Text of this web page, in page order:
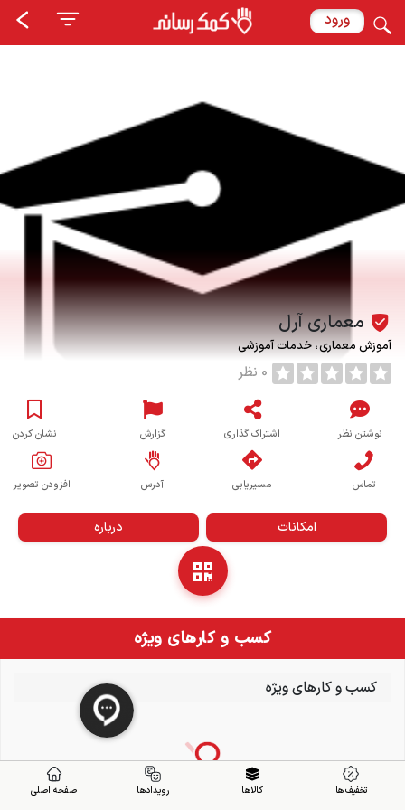
ورود
معماری آرل
آموزش معماری خدمات آموزشی
0 نظر
نوشتن نظر اشتراک گذاری گزارش نشان کردن
تماس مسیریابی آدرس افزودن تصویر
امکانات درباره
کسب و کارهای ویژه
کسب و کارهای ویژه
تخفیف ها کالاها رویدادها صفحه اصلی